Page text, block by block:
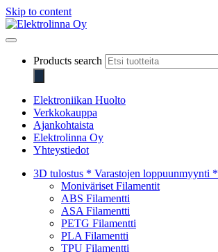
Skip to content
Products search
Elektroniikan Huolto
Verkkokauppa
Ajankohtaista
Elektrolinna Oy
Yhteystiedot
3D tulostus * Varastojen loppuunmyynti *
Moniväriset Filamentit
ABS Filamentti
ASA Filamentti
PETG Filamentti
PLA Filamentti
TPU Filamentti